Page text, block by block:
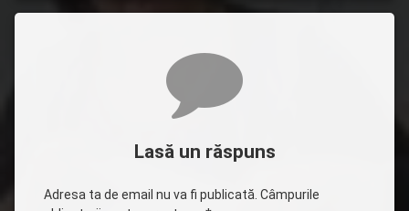
Lasă un răspuns
Adresa ta de email nu va fi publicată. Câmpurile